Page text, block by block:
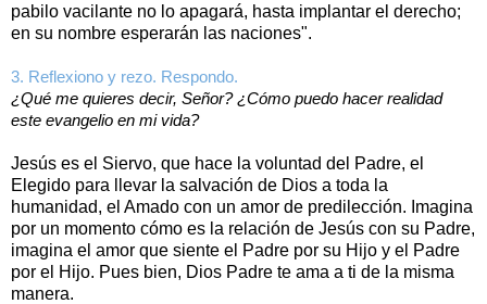
pabilo vacilante no lo apagará, hasta implantar el derecho;
en su nombre esperarán las naciones".
3. Reflexiono y rezo. Respondo.
¿Qué me quieres decir, Señor? ¿Cómo puedo hacer realidad
este evangelio en mi vida?
Jesús es el Siervo, que hace la voluntad del Padre, el
Elegido para llevar la salvación de Dios a toda la
humanidad, el Amado con un amor de predilección. Imagina
por un momento cómo es la relación de Jesús con su Padre,
imagina el amor que siente el Padre por su Hijo y el Padre
por el Hijo. Pues bien, Dios Padre te ama a ti de la misma
manera.